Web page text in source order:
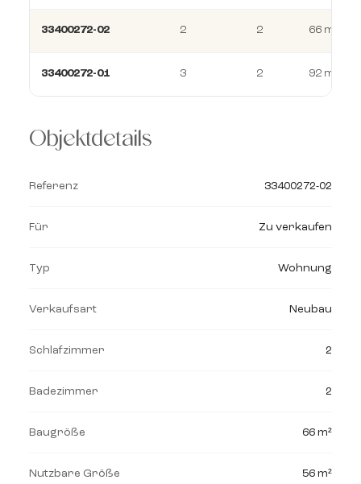
33400272-02 2 2 66 m²
33400272-01 3 2 92 m²
Objektdetails
Referenz 33400272-02
Für Zu verkaufen
Typ Wohnung
Verkaufsart Neubau
Schlafzimmer 2
Badezimmer 2
Baugröße 66 m²
Nutzbare Größe 56 m²